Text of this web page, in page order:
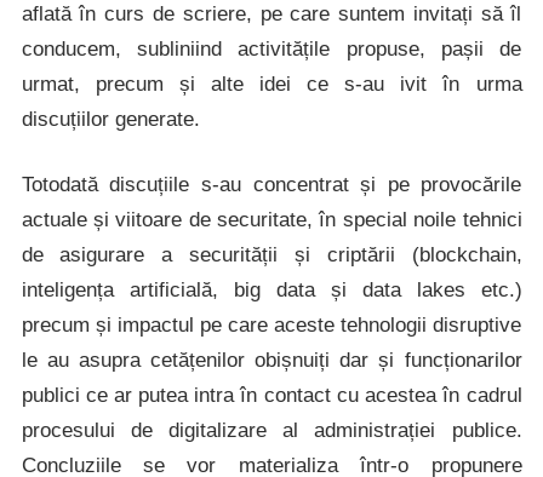
aflată în curs de scriere, pe care suntem invitați să îl
conducem, subliniind activitățile propuse, pașii de
urmat, precum și alte idei ce s-au ivit în urma
discuțiilor generate.
Totodată discuțiile s-au concentrat și pe provocările
actuale și viitoare de securitate, în special noile tehnici
de asigurare a securității și criptării (blockchain,
inteligența artificială, big data și data lakes etc.)
precum și impactul pe care aceste tehnologii disruptive
le au asupra cetățenilor obișnuiți dar și funcționarilor
publici ce ar putea intra în contact cu acestea în cadrul
procesului de digitalizare al administrației publice.
Concluziile se vor materializa într-o propunere